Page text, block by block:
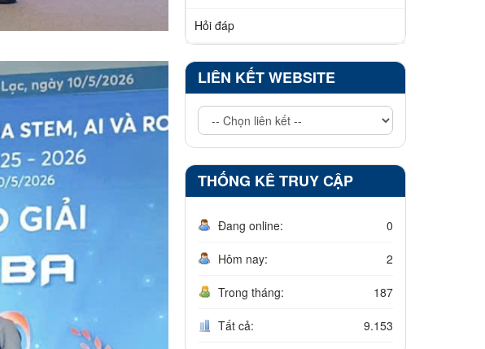
Hỏi đáp
LIÊN KẾT WEBSITE
THỐNG KÊ TRUY CẬP
Đang online: 0
Hôm nay: 2
Trong tháng: 187
Tất cả: 9.153